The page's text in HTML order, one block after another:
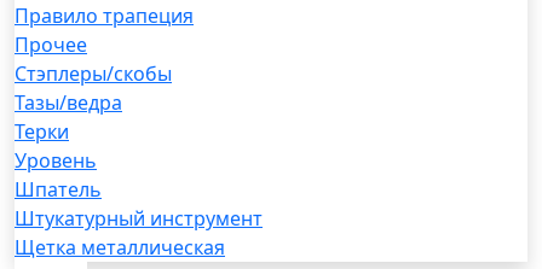
Правило трапеция
Прочее
Стэплеры/скобы
Тазы/ведра
Терки
Уровень
Шпатель
Штукатурный инструмент
Щетка металлическая